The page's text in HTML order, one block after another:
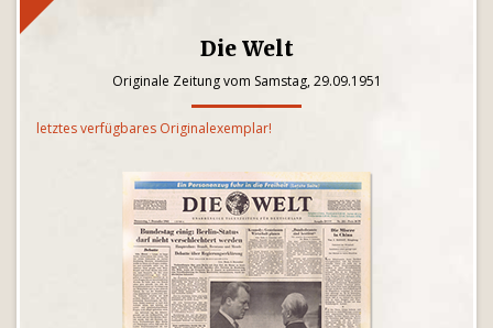
Die Welt
Originale Zeitung vom Samstag, 29.09.1951
letztes verfügbares Originalexemplar!